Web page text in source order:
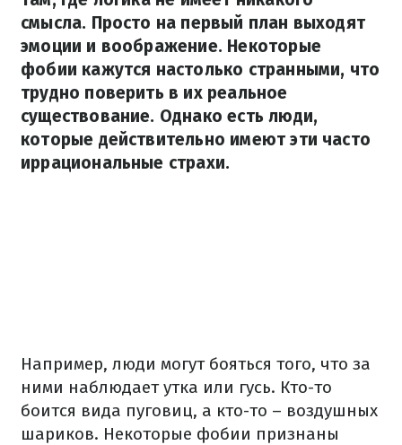
смысла. Просто на первый план выходят
эмоции и воображение. Некоторые
фобии кажутся настолько странными, что
трудно поверить в их реальное
существование. Однако есть люди,
которые действительно имеют эти часто
иррациональные страхи.
Например, люди могут бояться того, что за
ними наблюдает утка или гусь. Кто-то
боится вида пуговиц, а кто-то – воздушных
шариков. Некоторые фобии признаны